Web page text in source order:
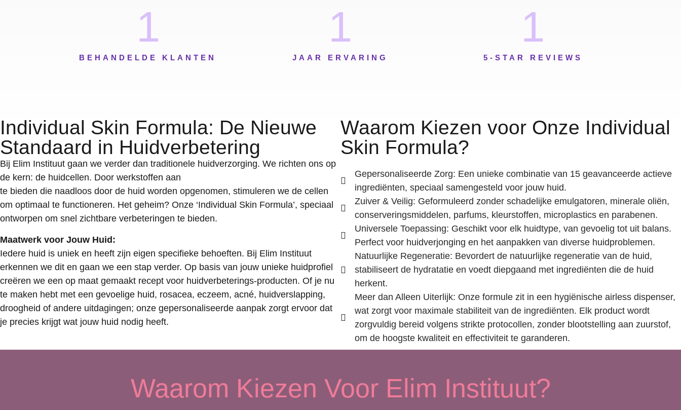
BEHANDELDE KLANTEN
1
JAAR ERVARING
1
5-STAR REVIEWS
1
Individual Skin Formula: De Nieuwe
Standaard in Huidverbetering
Bij Elim Instituut gaan we verder dan traditionele huidverzorging. We richten ons op
de kern: de huidcellen. Door werkstoffen aan
te bieden die naadloos door de huid worden opgenomen, stimuleren we de cellen
om optimaal te functioneren. Het geheim? Onze ‘Individual Skin Formula’, speciaal
ontworpen om snel zichtbare verbeteringen te bieden.
Maatwerk voor Jouw Huid:
Iedere huid is uniek en heeft zijn eigen specifieke behoeften. Bij Elim Instituut
erkennen we dit en gaan we een stap verder. Op basis van jouw unieke huidprofiel
creëren we een op maat gemaakt recept voor huidverbeterings-producten. Of je nu
te maken hebt met een gevoelige huid, rosacea, eczeem, acné, huidverslapping,
droogheid of andere uitdagingen; onze gepersonaliseerde aanpak zorgt ervoor dat
je precies krijgt wat jouw huid nodig heeft.
Waarom Kiezen voor Onze Individual
Skin Formula?
Gepersonaliseerde Zorg: Een unieke combinatie van 15 geavanceerde actieve
ingrediënten, speciaal samengesteld voor jouw huid.
Zuiver & Veilig: Geformuleerd zonder schadelijke emulgatoren, minerale oliën,
conserveringsmiddelen, parfums, kleurstoffen, microplastics en parabenen.
Universele Toepassing: Geschikt voor elk huidtype, van gevoelig tot uit balans.
Perfect voor huidverjonging en het aanpakken van diverse huidproblemen.
Natuurlijke Regeneratie: Bevordert de natuurlijke regeneratie van de huid,
stabiliseert de hydratatie en voedt diepgaand met ingrediënten die de huid
herkent.
Meer dan Alleen Uiterlijk: Onze formule zit in een hygiënische airless dispenser,
wat zorgt voor maximale stabiliteit van de ingrediënten. Elk product wordt
zorgvuldig bereid volgens strikte protocollen, zonder blootstelling aan zuurstof,
om de hoogste kwaliteit en effectiviteit te garanderen.
Waarom Kiezen Voor Elim Instituut?